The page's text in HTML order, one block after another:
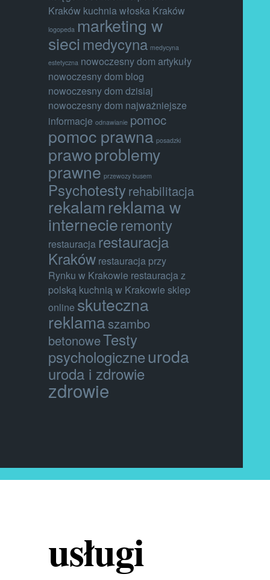
Kraków kuchnia włoska Kraków
logopeda marketing w
siecimedycyna medycyna
estetyczna nowoczesny dom artykuły
nowoczesny dom blog
nowoczesny dom dzisiaj
nowoczesny dom najważniejsze
informacje odnawianie pomoc
pomoc prawna posadzki
prawoproblemy
prawne przewozy busem
Psychotestyrehabilitacja
rekalamreklama w
internecieremonty
restauracja restauracja
Kraków restauracja przy
Rynku w Krakowie restauracja z
polską kuchnią w Krakowie sklep
online skuteczna
reklamaszambo
betonoweTesty
psychologiczneuroda
uroda i zdrowie
zdrowie
usługi